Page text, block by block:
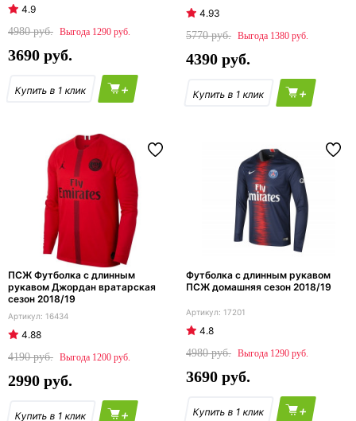
4.9
4980
1290
3690
+
4.93
5770
1380
4390
+
ПСЖ Футболка с длинным
рукавом Джордан вратарская
сезон 2018/19
16434
4.88
4190
1200
2990
+
Футболка с длинным рукавом
ПСЖ домашняя сезон 2018/19
17201
4.8
4980
1290
3690
+